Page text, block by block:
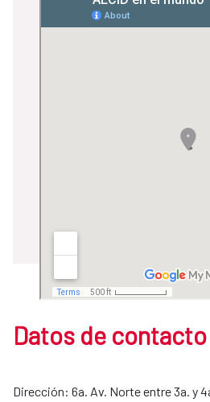
Datos de contacto
Dirección: 6a. Av. Norte entre 3a. y